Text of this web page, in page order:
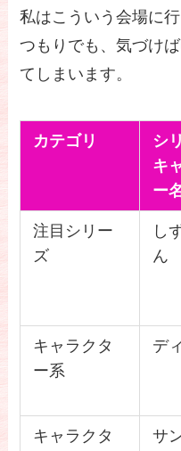
私はこういう会場に
つもりでも、気づけ
てしまいます。
カテゴリ
シ
キ
ー
注目シリー
ズ
し
ん
キャラクタ
ー系
デ
キャラクタ
サ